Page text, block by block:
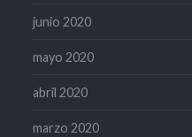
junio 2020
mayo 2020
abril 2020
marzo 2020